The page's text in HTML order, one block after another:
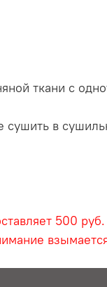
ткани с
сушить в
500